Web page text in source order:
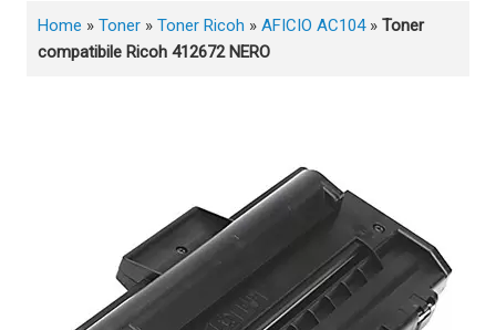
Home » Toner » Toner Ricoh » AFICIO AC104» Toner
compatibile Ricoh 412672 NERO